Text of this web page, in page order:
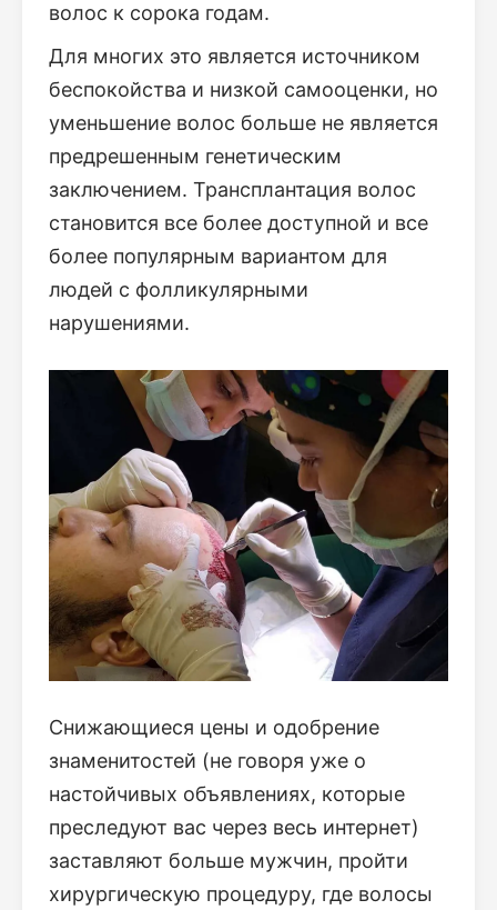
волос к сорока годам.
Для многих это является источником
беспокойства и низкой самооценки, но
уменьшение волос больше не является
предрешенным генетическим
заключением. Трансплантация волос
становится все более доступной и все
более популярным вариантом для
людей с фолликулярными
нарушениями.
Снижающиеся цены и одобрение
знаменитостей (не говоря уже о
настойчивых объявлениях, которые
преследуют вас через весь интернет)
заставляют больше мужчин, пройти
хирургическую процедуру, где волосы